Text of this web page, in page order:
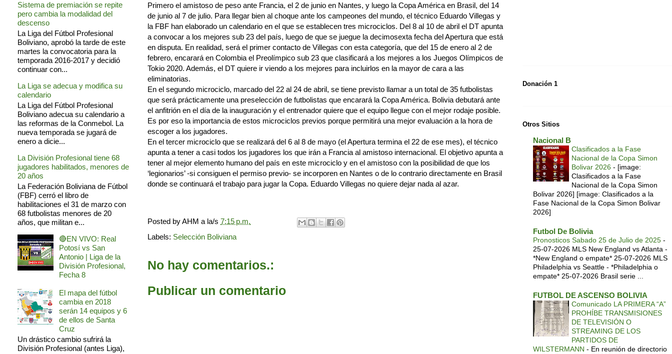
Primero el amistoso de peso ante Francia, el 2 de junio en Nantes, y luego la Copa América en Brasil, del 14
de junio al 7 de julio. Para llegar bien al choque ante los campeones del mundo, el técnico Eduardo Villegas y
la FBF han elaborado un calendario en el que se establecen tres microciclos. Del 8 al 10 de abril el DT apunta
a convocar a los mejores sub 23 del país, luego de que se juegue la decimosexta fecha del Apertura que está
en disputa. En realidad, será el primer contacto de Villegas con esta categoría, que del 15 de enero al 2 de
febrero, encarará en Colombia el Preolímpico sub 23 que clasificará a los mejores a los Juegos Olímpicos de
Tokio 2020. Además, el DT quiere ir viendo a los mejores para incluirlos en la mayor de cara a las
eliminatorias.
En el segundo microciclo, marcado del 22 al 24 de abril, se tiene previsto llamar a un total de 35 futbolistas
que será prácticamente una preselección de futbolistas que encarará la Copa América. Bolivia debutará ante
el anfitrión en el día de la inauguración y el entrenador quiere que el equipo llegue con el mejor rodaje posible.
Es por eso la importancia de estos microciclos previos porque permitirá una mejor evaluación a la hora de
escoger a los jugadores.
En el tercer microciclo que se realizará del 6 al 8 de mayo (el Apertura termina el 22 de ese mes), el técnico
apunta a tener a casi todos los jugadores los que irán a Francia al amistoso internacional. El objetivo apunta a
tener al mejor elemento humano del país en este microciclo y en el amistoso con la posibilidad de que los
‘legionarios’ -si consiguen el permiso previo- se incorporen en Nantes o de lo contrario directamente en Brasil
donde se continuará el trabajo para jugar la Copa. Eduardo Villegas no quiere dejar nada al azar.
Posted byAHM a la/s 7:15 p.m.
Labels: Selección Boliviana
No hay comentarios.:
Publicar un comentario
Sistema de premiación se repite
pero cambia la modalidad del
descenso
La Liga del Fútbol Profesional
Boliviano, aprobó la tarde de este
martes la convocatoria para la
temporada 2016-2017 y decidió
continuar con...
La Liga se adecua y modifica su
calendario
La Liga del Fútbol Profesional
Boliviano adecua su calendario a
las reformas de la Conmebol. La
nueva temporada se jugará de
enero a dicie...
La División Profesional tiene 68
jugadores habilitados, menores de
20 años
La Federación Boliviana de Fútbol
(FBF) cerró el libro de
habilitaciones el 31 de marzo con
68 futbolistas menores de 20
años, que militan e...
🔴EN VIVO: Real
Potosí vs San
Antonio | Liga de la
División Profesional,
Fecha 8
El mapa del fútbol
cambia en 2018
serán 14 equipos y 6
de ellos de Santa
Cruz
Un drástico cambio sufrirá la
División Profesional (antes Liga),
Donación 1
Otros Sitios
Nacional B
Clasificados a la Fase
Nacional de la Copa Simon
Bolivar 2026 - [image:
Clasificados a la Fase
Nacional de la Copa Simon
Bolivar 2026] [image: Clasificados a la
Fase Nacional de la Copa Simon Bolivar
2026]
Futbol De Bolivia
Pronosticos Sabado 25 de Julio de 2025 -
25-07-2026 MLS New England vs Atlanta -
*New England o empate* 25-07-2026 MLS
Philadelphia vs Seattle - *Philadelphia o
empate* 25-07-2026 Brasil serie ...
FUTBOL DE ASCENSO BOLIVIA
Comunicado LA PRIMERA “A”
PROHÍBE TRANSMISIONES
DE TELEVISIÓN O
STREAMING DE LOS
PARTIDOS DE
WILSTERMANN - En reunión de directorio